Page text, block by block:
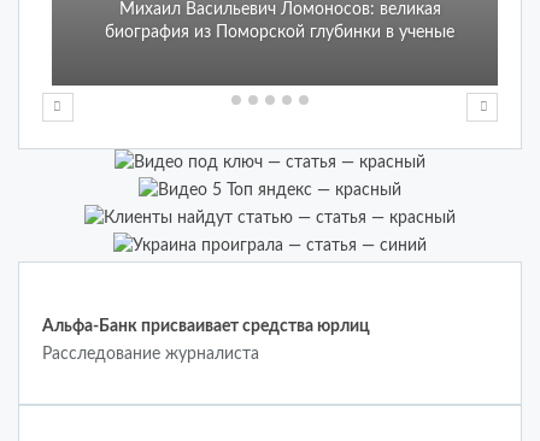
Михаил Васильевич Ломоносов: великая
биография из Поморской глубинки в ученые
Альфа-Банк присваивает средства юрлиц
Расследование журналиста